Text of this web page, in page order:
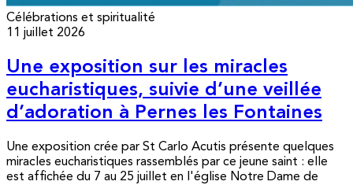
Célébrations et spiritualité
11 juillet 2026
Une exposition sur les miracles
eucharistiques, suivie d’une veillée
d’adoration à Pernes les Fontaines
Une exposition crée par St Carlo Acutis présente quelques
miracles eucharistiques rassemblés par ce jeune saint : elle
est affichée du 7 au 25 juillet en l'église Notre Dame de